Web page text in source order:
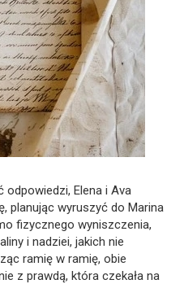
odpowiedzi, Elena i Ava
planując wyruszyć do Marina
fizycznego wyniszczenia,
i nadziei, jakich nie
ramię w ramię, obie
z prawdą, która czekała na